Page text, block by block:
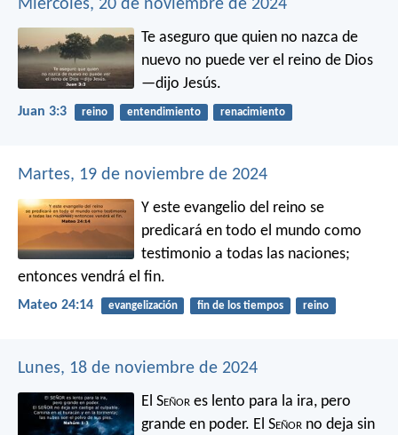
Miércoles, 20 de noviembre de 2024
Te aseguro que quien no nazca de
nuevo no puede ver el reino de Dios
—dijo Jesús.
Juan 3:3 reino entendimiento renacimiento
Martes, 19 de noviembre de 2024
Y este evangelio del reino se
predicará en todo el mundo como
testimonio a todas las naciones;
entonces vendrá el fin.
Mateo 24:14 evangelización fin de los tiempos reino
Lunes, 18 de noviembre de 2024
El Señor es lento para la ira, pero
grande en poder. El Señor no deja sin